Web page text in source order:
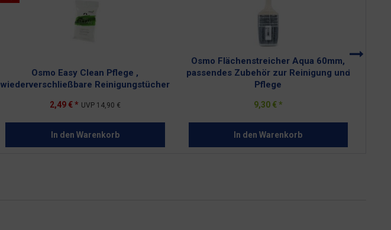
Osmo Easy Clean Pflege ,
wiederverschließbare Reinigungstücher
2,49 € * UVP 14,90 €
In den Warenkorb
Osmo Flächenstreicher Aqua 60mm,
passendes Zubehör zur Reinigung und
Pflege
9,30 € *
In den Warenkorb